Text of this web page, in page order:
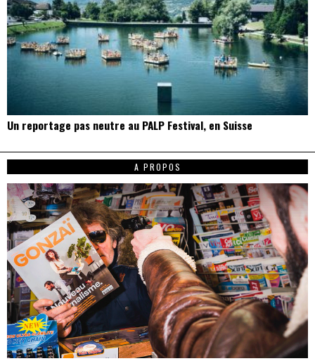
Un reportage pas neutre au PALP Festival, en Suisse
A PROPOS